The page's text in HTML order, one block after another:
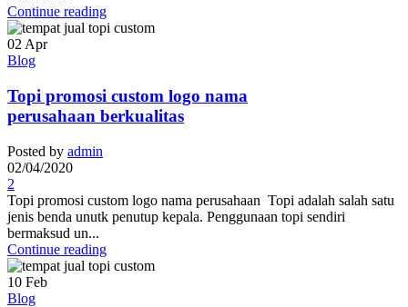
Continue reading
02Apr
Blog
Topi promosi custom logo nama
perusahaan berkualitas
Posted by admin
02/04/2020
2
Topi promosi custom logo nama perusahaan Topi adalah salah satu
jenis benda unutk penutup kepala. Penggunaan topi sendiri
bermaksud un...
Continue reading
10 Feb
Blog